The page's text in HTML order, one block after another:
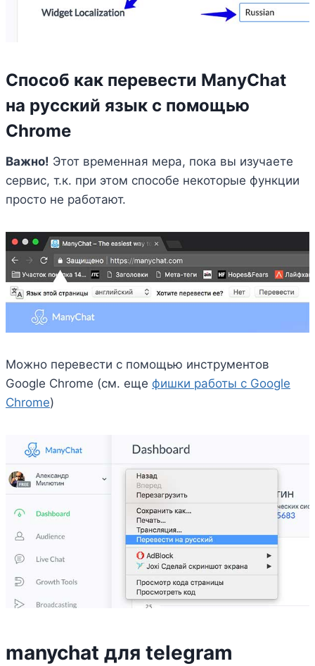
Способ как перевести ManyChat
на русский язык с помощью
Chrome
Важно! Этот временная мера, пока вы изучаете
сервис, т.к. при этом способе некоторые функции
просто не работают.
Можно перевести с помощью инструментов
Google Chrome (см. еще фишки работы с Google
Chrome)
manychat для telegram